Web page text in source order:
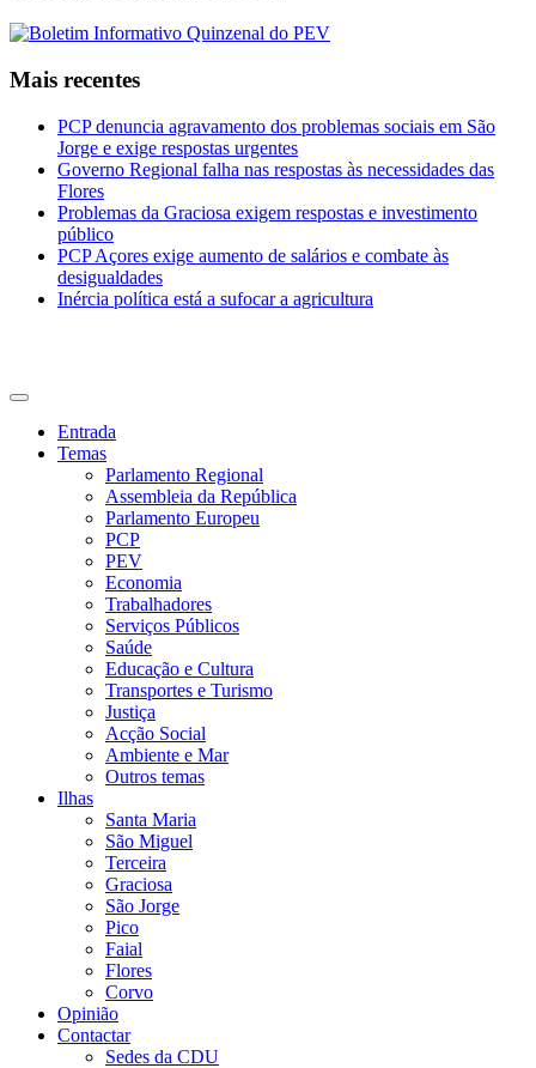
Mais recentes
PCP denuncia agravamento dos problemas sociais em São
Jorge e exige respostas urgentes
Governo Regional falha nas respostas às necessidades das
Flores
Problemas da Graciosa exigem respostas e investimento
público
PCP Açores exige aumento de salários e combate às
desigualdades
Inércia política está a sufocar a agricultura
Entrada
Temas
Parlamento Regional
Assembleia da República
Parlamento Europeu
PCP
PEV
Economia
Trabalhadores
Serviços Públicos
Saúde
Educação e Cultura
Transportes e Turismo
Justiça
Acção Social
Ambiente e Mar
Outros temas
Ilhas
Santa Maria
São Miguel
Terceira
Graciosa
São Jorge
Pico
Faial
Flores
Corvo
Opinião
Contactar
Sedes da CDU